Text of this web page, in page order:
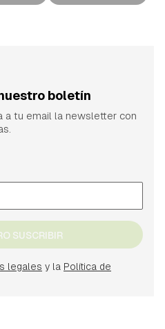
boletín
a tu email la newsletter con
SUSCRIBIR
legales y la Política de